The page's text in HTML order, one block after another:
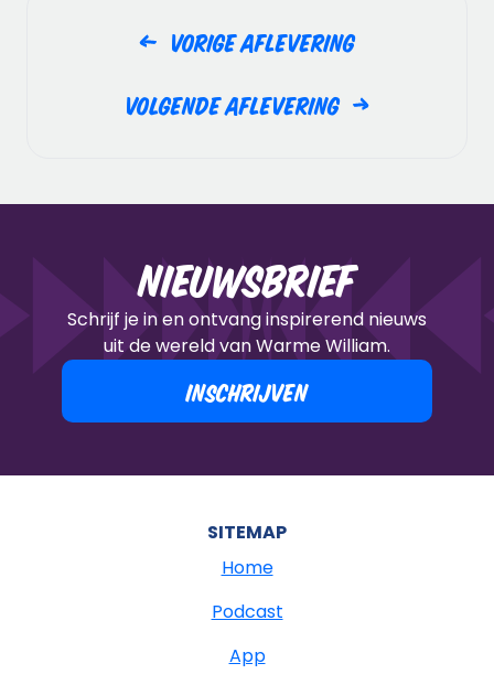
Vorige aflevering
Volgende aflevering
Nieuwsbrief
Schrijf je in en ontvang inspirerend nieuws
uit de wereld van Warme William.
INSCHRIJVEN
SITEMAP
Home
Podcast
App